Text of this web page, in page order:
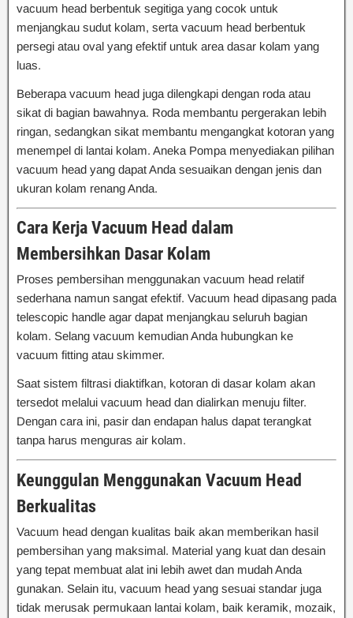
vacuum head berbentuk segitiga yang cocok untuk
menjangkau sudut kolam, serta vacuum head berbentuk
persegi atau oval yang efektif untuk area dasar kolam yang
luas.
Beberapa vacuum head juga dilengkapi dengan roda atau
sikat di bagian bawahnya. Roda membantu pergerakan lebih
ringan, sedangkan sikat membantu mengangkat kotoran yang
menempel di lantai kolam. Aneka Pompa menyediakan pilihan
vacuum head yang dapat Anda sesuaikan dengan jenis dan
ukuran kolam renang Anda.
Cara Kerja Vacuum Head dalam
Membersihkan Dasar Kolam
Proses pembersihan menggunakan vacuum head relatif
sederhana namun sangat efektif. Vacuum head dipasang pada
telescopic handle agar dapat menjangkau seluruh bagian
kolam. Selang vacuum kemudian Anda hubungkan ke
vacuum fitting atau skimmer.
Saat sistem filtrasi diaktifkan, kotoran di dasar kolam akan
tersedot melalui vacuum head dan dialirkan menuju filter.
Dengan cara ini, pasir dan endapan halus dapat terangkat
tanpa harus menguras air kolam.
Keunggulan Menggunakan Vacuum Head
Berkualitas
Vacuum head dengan kualitas baik akan memberikan hasil
pembersihan yang maksimal. Material yang kuat dan desain
yang tepat membuat alat ini lebih awet dan mudah Anda
gunakan. Selain itu, vacuum head yang sesuai standar juga
tidak merusak permukaan lantai kolam, baik keramik, mozaik,